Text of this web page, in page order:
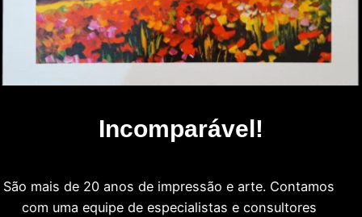
Incomparável!
São mais de 20 anos de impressão e arte. Contamos
com uma equipe de especialistas e consultores